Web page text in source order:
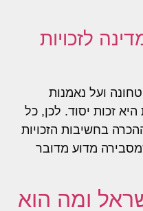
לזכויות
ועל נאמנות
זכות יסוד. לכן, כל
בחשיבות הזכויות
מדוע מדובר
ומה הוא